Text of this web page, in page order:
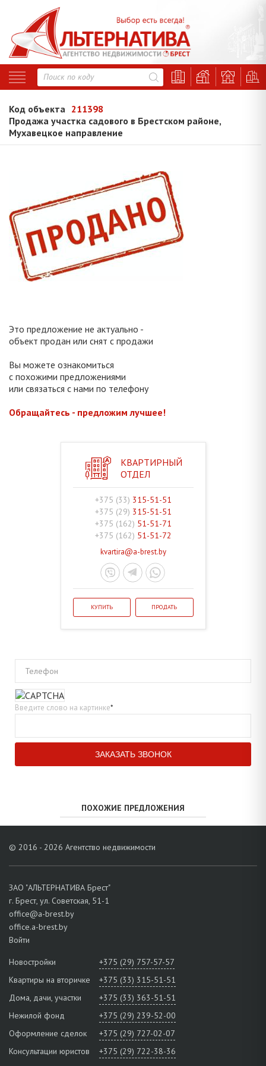
Код объекта 211398
Продажа участка садового в Брестском районе,
Мухавецкое направление
Это предложение не актуально -
объект продан или снят с продажи
Вы можете ознакомиться
с похожими предложениями
или связаться с нами по телефону
Обращайтесь - предложим лучшее!
КВАРТИРНЫЙ
ОТДЕЛ
+375 (33) 315-51-51
+375 (29) 315-51-51
+375 (162) 51-51-71
+375 (162) 51-51-72
kvartira@a-brest.by
КУПИТЬ ПРОДАТЬ
Телефон
Введите слово на картинке*
ПОХОЖИЕ ПРЕДЛОЖЕНИЯ
© 2016 - 2026 Агентство недвижимости
ЗАО "АЛЬТЕРНАТИВА Брест"
г. Брест, ул. Советская, 51-1
office@a-brest.by
office.a-brest.by
Войти
Новостройки
+375 (29) 757-57-57
Квартиры на вторичке
+375 (33) 315-51-51
Дома, дачи, участки
+375 (33) 363-51-51
Нежилой фонд
+375 (29) 239-52-00
Оформление сделок
+375 (29) 727-02-07
Консультации юристов
+375 (29) 722-38-36